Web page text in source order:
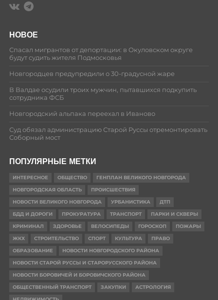
НОВОЕ
Спасал мигрантов от депортации: в Окуловском округе
будут судить жителя Подмосковья
Новгородцев предупредили о 30-градусной жаре
В Валдае осудили троих мужчин, пытавшихся подкупить
сотрудника ФСБ
Новгородский альпака переехал в Иваново
Суд обязал администрацию Старой Руссы отремонтировать
Соборный мост
ПОПУЛЯРНЫЕ МЕТКИ
ИНТЕРЕСНОЕ ОБЩЕСТВО
ГЕНПЛАН ВЕЛИКОГО НОВГОРОДА
НОВГОРОДСКАЯ ОБЛАСТЬ
ПРОИСШЕСТВИЯ
НОВОСТИ ВЕЛИКОГО НОВГОРОДА
УРБАНИСТИКА
ДТП
БДД И ДОРОГИ
ПРОКУРАТУРА ТРАНСПОРТ
ПАРКИ И СКВЕРЫ
КРИМИНАЛ
ЗДОРОВЬЕ ВЕЛОСИПЕДЫ ГОРОСКОП
ПОЖАРЫ
ЖКХ
СТРОИТЕЛЬСТВО СПОРТ КУЛЬТУРА
ПРАВО
ОБРАЗОВАНИЕ
НОВОСТИ НОВГОРОДСКОГО РАЙОНА
НОВОСТИ СТАРОЙ РУССЫ И СТАРОРУССКОГО РАЙОНА
НОВОСТИ БОРОВИЧЕЙ И БОРОВИЧСКОГО РАЙОНА
ОБЩЕСТВЕННЫЙ ТРАНСПОРТ
ЗАКУПКИ
АСТРОЛОГИЯ